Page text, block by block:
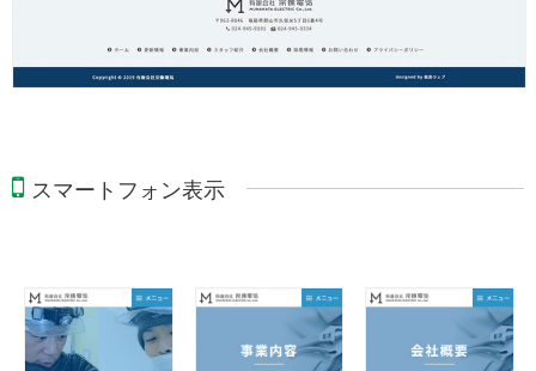
スマートフォン表示